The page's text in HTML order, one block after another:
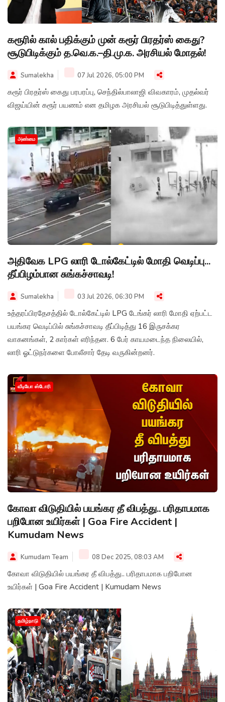
கரூரில் கால் பதிக்கும் முன் கரூர் பிரதர்ஸ் கைது?
சூடுபிடிக்கும் த.வெ.க.–தி.மு.க. அரசியல் மோதல்!
Sumalekha 07 Jul 2026, 05:00 PM
கரூர் பிரதர்ஸ் கைது பரபரப்பு, செந்தில்பாலாஜி விவகாரம், முதல்வர்
விஜய்யின் கரூர் பயணம் என தமிழக அரசியல் சூடுபிடித்துள்ளது.
அண்மை
அதிவேக LPG லாரி டோல்கேட்டில் மோதி வெடிப்பு...
தீப்பிழம்பான சுங்கச்சாவடி!
Sumalekha 03 Jul 2026, 06:30 PM
உத்தரப்பிரதேசத்தில் டோல்கேட்டில் LPG டேங்கர் லாரி மோதி ஏற்பட்ட
பயங்கர வெடிப்பில் சுங்கச்சாவடி தீப்பிடித்து 16 இருசக்கர
வாகனங்கள், 2 கார்கள் எரிந்தன. 6 பேர் காயமடைந்த நிலையில்,
லாரி ஓட்டுநர்களை போலீசார் தேடி வருகின்றனர்.
வீடியோ ஸ்டோரி
கோவா விடுதியில் பயங்கர தீ விபத்து.. பரிதாபமாக
பறிபோன உயிர்கள் | Goa Fire Accident |
Kumudam News
Kumudam Team 08 Dec 2025, 08:03 AM
கோவா விடுதியில் பயங்கர தீ விபத்து.. பரிதாபமாக பறிபோன
உயிர்கள் | Goa Fire Accident | Kumudam News
தமிழ்நாடு